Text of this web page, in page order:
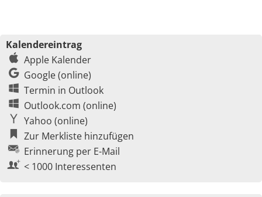
Kalendereintrag
Apple Kalender
Google (online)
Termin in Outlook
Outlook.com (online)
Yahoo (online)
Zur Merkliste hinzufügen
Erinnerung per E-Mail
< 1000 Interessenten